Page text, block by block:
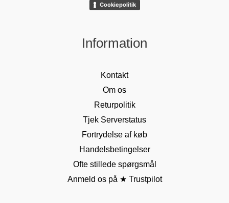
Cookiepolitik
Information
Kontakt
Om os
Returpolitik
Tjek Serverstatus
Fortrydelse af køb
Handelsbetingelser
Ofte stillede spørgsmål
Anmeld os på ★ Trustpilot